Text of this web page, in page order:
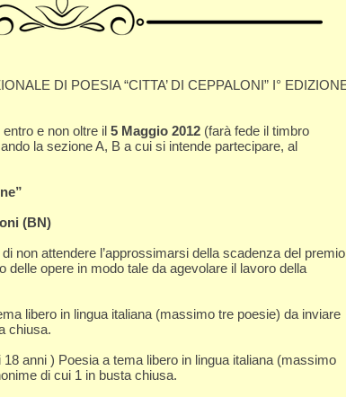
DI POESIA “CITTA’ DI CEPPALONI” I°
e non oltre il 5 Maggio 2012 (farà fede il timbro
la sezione A, B a cui si intende partecipare, al
(BN)
non attendere l’approssimarsi della scadenza del premio
delle opere in modo tale da agevolare il lavoro della
libero in lingua italiana (massimo tre poesie) da inviare
chiusa.
anni ) Poesia a tema libero in lingua italiana (massimo
di cui 1 in busta chiusa.